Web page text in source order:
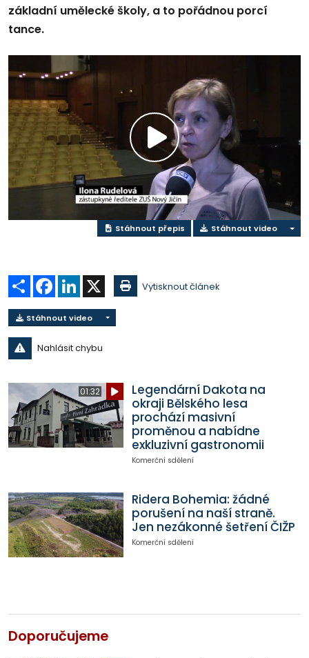
základní umělecké školy, a to pořádnou porcí
tance.
Přehrát
video
Stáhnout přepis Stáhnout video
Sdílet Facebook
LinkedIn Vytisknout článek
Stáhnout video
Nahlásit chybu
01:32
Legendární Dakota na
okraji Bělského lesa
prochází masivní
proměnou a nabídne
exkluzivní gastronomii
Komerční sdělení
Ridera Bohemia: žádné
porušení na naší straně.
Jen nezákonné šetření ČIŽP
Komerční sdělení
Doporučujeme